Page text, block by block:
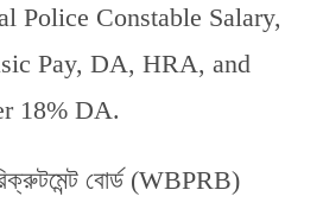
Police Constable Salary,
Pay, DA, HRA, and
18% DA.
বোর্ড (WBPRB)